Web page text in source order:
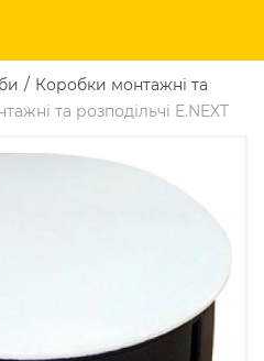
Коробки монтажні та
та розподільчі E.NEXT